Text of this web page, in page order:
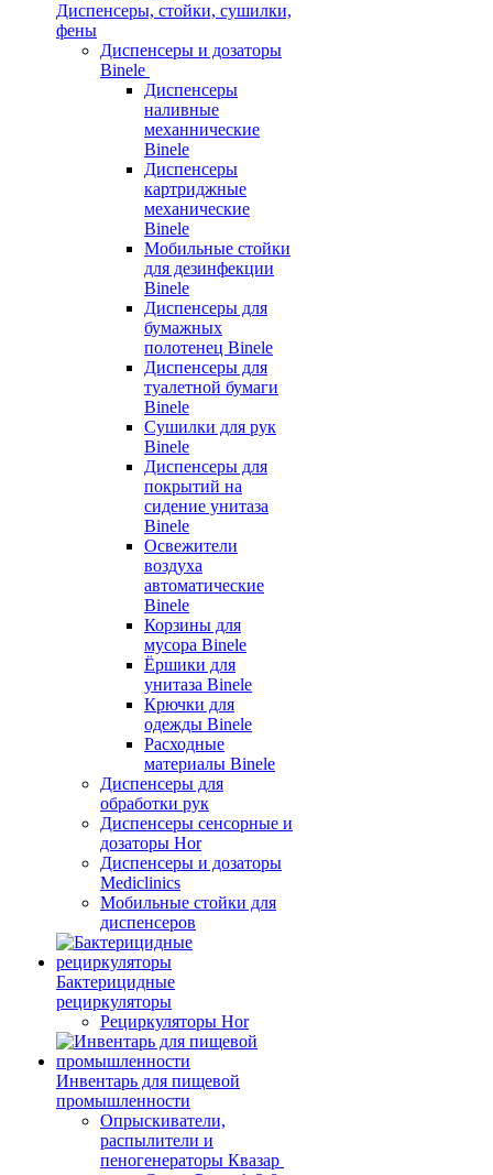
Диспенсеры, стойки, сушилки,
фены
Диспенсеры и дозаторы
Binele
Диспенсеры
наливные
механнические
Binele
Диспенсеры
картриджные
механические
Binele
Мобильные стойки
для дезинфекции
Binele
Диспенсеры для
бумажных
полотенец Binele
Диспенсеры для
туалетной бумаги
Binele
Сушилки для рук
Binele
Диспенсеры для
покрытий на
сидение унитаза
Binele
Освежители
воздуха
автоматические
Binele
Корзины для
мусора Binele
Ёршики для
унитаза Binele
Крючки для
одежды Binele
Расходные
материалы Binele
Диспенсеры для
обработки рук
Диспенсеры сенсорные и
дозаторы Hor
Диспенсеры и дозаторы
Mediclinics
Мобильные стойки для
диспенсеров
Бактерицидные
рециркуляторы
Рециркуляторы Hor
Инвентарь для пищевой
промышленности
Опрыскиватели,
распылители и
пеногенераторы Квазар